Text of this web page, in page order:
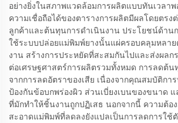
อย่างยิ่งในสภาพแวดล้อมการผลิตแบบทันเวล
ความเชื่อถือได้ของตารางการผลิตมีผลโดยตรง
ลูกค้าและต้นทุนการดำเนินงาน ประโยชน์ด้าน
ใช้ระบบปล่อยแม่พิมพ์ยางนั้นแผ่ครอบคลุมหลาย
งาน สร้างการประหยัดที่สะสมกันไปและส่งผล
ต่อเศรษฐศาสตร์การผลิตรวมทั้งหมด การลดต้น
จากการลดอัตราของเสีย เนื่องจากคุณสมบัติกา
ป้องกันข้อบกพร่องผิว ส่วนเบี่ยงเบนของขนาด
ที่มักทำให้ชิ้นงานถูกปฏิเสธ นอกจากนี้ ความต้อ
สะอาดแม่พิมพ์ที่ลดลงยังแปลเป็นการลดการใช้